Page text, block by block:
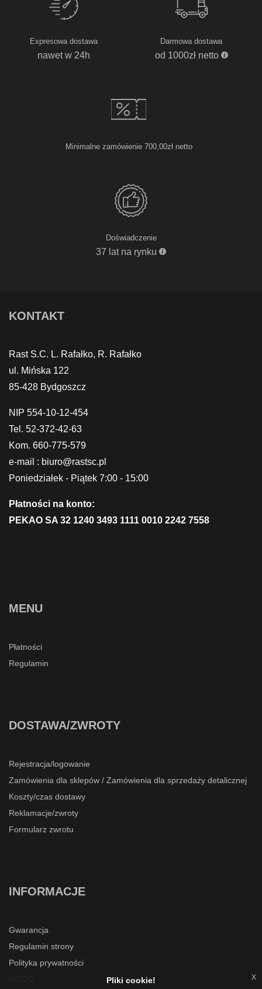
Expresowa dostawa
nawet w 24h
Darmowa dostawa
od 1000zł netto
Minimalne zamówienie 700,00zł netto
Doświadczenie
37 lat na rynku
KONTAKT
Rast S.C. L. Rafałko, R. Rafałko
ul. Mińska 122
85-428 Bydgoszcz
NIP 554-10-12-454
Tel. 52-372-42-63
Kom. 660-775-579
e-mail : biuro@rastsc.pl
Poniedziałek - Piątek 7:00 - 15:00
Płatności na konto:
PEKAO SA 32 1240 3493 1111 0010 2242 7558
MENU
Płatności
Regulamin
DOSTAWA/ZWROTY
Rejestracja/logowanie
Zamówienia dla sklepów / Zamówienia dla sprzedaży detalicznej
Koszty/czas dostawy
Reklamacje/zwroty
Formularz zwrotu
INFORMACJE
Gwarancja
Regulamin strony
Polityka prywatności
Pliki cookie! x